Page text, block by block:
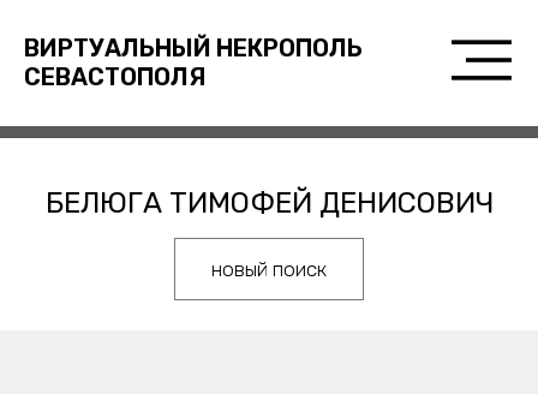
ВИРТУАЛЬНЫЙ НЕКРОПОЛЬ
СЕВАСТОПОЛЯ
БЕЛЮГА ТИМОФЕЙ ДЕНИСОВИЧ
новый поиск